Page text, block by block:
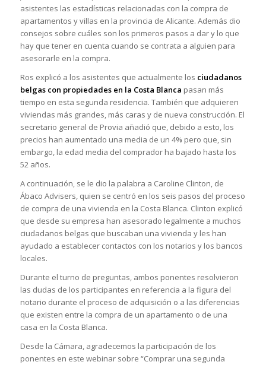
asistentes las estadísticas relacionadas con la compra de
apartamentos y villas en la provincia de Alicante. Además dio
consejos sobre cuáles son los primeros pasos a dar y lo que
hay que tener en cuenta cuando se contrata a alguien para
asesorarle en la compra.
Ros explicó a los asistentes que actualmente los ciudadanos
belgas con propiedades en la Costa Blanca pasan más
tiempo en esta segunda residencia. También que adquieren
viviendas más grandes, más caras y de nueva construcción. El
secretario general de Provia añadió que, debido a esto, los
precios han aumentado una media de un 4% pero que, sin
embargo, la edad media del comprador ha bajado hasta los
52 años.
A continuación, se le dio la palabra a Caroline Clinton, de
Ábaco Advisers, quien se centró en los seis pasos del proceso
de compra de una vivienda en la Costa Blanca. Clinton explicó
que desde su empresa han asesorado legalmente a muchos
ciudadanos belgas que buscaban una vivienda y les han
ayudado a establecer contactos con los notarios y los bancos
locales.
Durante el turno de preguntas, ambos ponentes resolvieron
las dudas de los participantes en referencia a la figura del
notario durante el proceso de adquisición o a las diferencias
que existen entre la compra de un apartamento o de una
casa en la Costa Blanca.
Desde la Cámara, agradecemos la participación de los
ponentes en este webinar sobre “Comprar una segunda